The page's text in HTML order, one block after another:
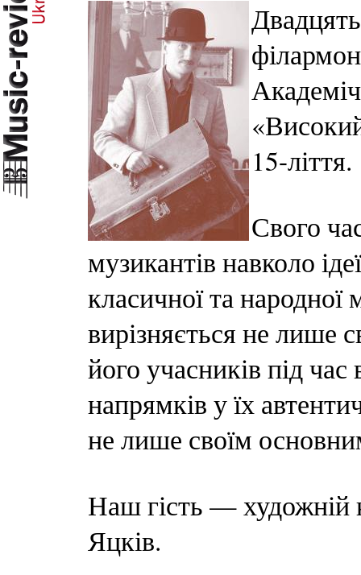
15-ліття.
Свого
музикантів навколо
класичної та народної
вирізняється не лише
його учасників під
напрямків у їх
не лише своїм
Наш гість — художній
Яцків.